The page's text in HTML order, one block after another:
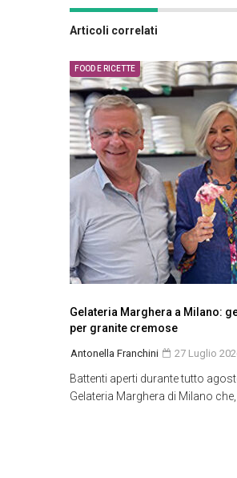
Articoli correlati
FOOD E RICETTE
Gelateria Marghera a Milano:
per granite cremose
Antonella Franchini 27 Luglio
Battenti aperti durante tutto
Gelateria Marghera di Milano che,